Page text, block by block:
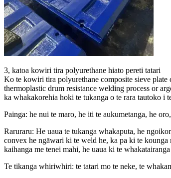
3, katoa kowiri tira polyurethane hiato pereti tatari
Ko te kowiri tira polyurethane composite sieve
thermoplastic drum resistance welding process or
ka whakakorehia hoki te tukanga o te rara tautoko i
Painga: he nui te maro, he iti te aukumetanga, he
Raruraru: He uaua te tukanga whakaputa, he
convex he ngāwari ki te weld he, ka pa ki te kounga
kaihanga me tenei mahi, he uaua ki te
Te tikanga whiriwhiri: te tatari mo te neke, te